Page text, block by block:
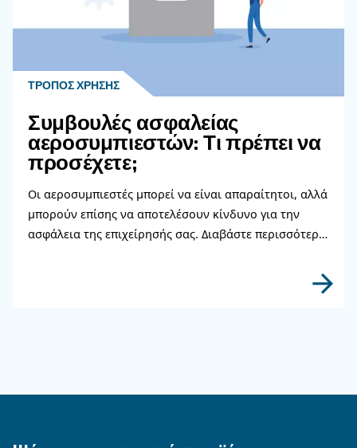
επικοινωνήσουν μαζί σας το συντομότερο
Μάθετε περισσότερα από τους ειδικούς μας!